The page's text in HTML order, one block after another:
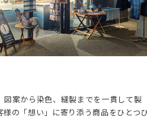
案から染色、縫製までを一貫して製
の「想い」に寄り添う商品をひとつ